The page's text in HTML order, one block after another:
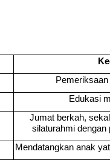
Edukasi
Jumat berkah,
silaturahmi dengan
Mendatangkan anak